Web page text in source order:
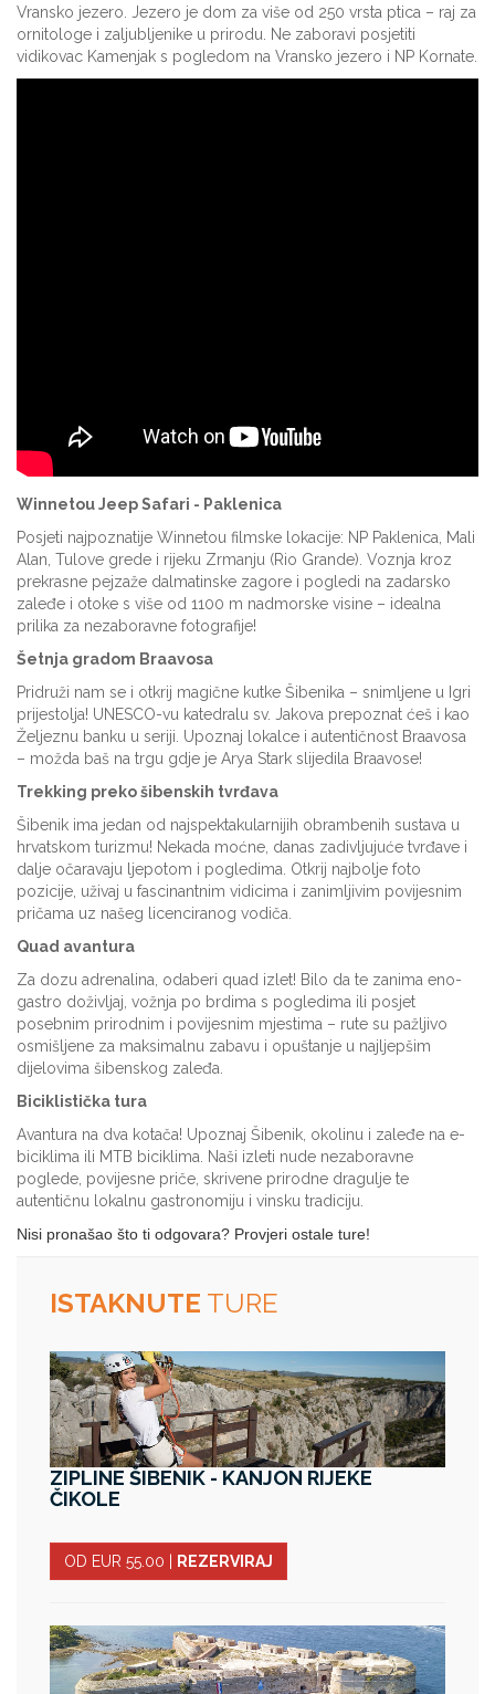
Vransko jezero. Jezero je dom za više od 250 vrsta ptica – raj za
ornitologe i zaljubljenike u prirodu. Ne zaboravi posjetiti
vidikovac Kamenjak s pogledom na Vransko jezero i NP Kornate.
Winnetou Jeep Safari - Paklenica
Posjeti najpoznatije Winnetou filmske lokacije: NP Paklenica, Mali
Alan, Tulove grede i rijeku Zrmanju (Rio Grande). Voznja kroz
prekrasne pejzaže dalmatinske zagore i pogledi na zadarsko
zaleđe i otoke s više od 1100 m nadmorske visine – idealna
prilika za nezaboravne fotografije!
Šetnja gradom Braavosa
Pridruži nam se i otkrij magične kutke Šibenika – snimljene u Igri
prijestolja! UNESCO-vu katedralu sv. Jakova prepoznat ćeš i kao
Željeznu banku u seriji. Upoznaj lokalce i autentičnost Braavosa
– možda baš na trgu gdje je Arya Stark slijedila Braavose!
Trekking preko šibenskih tvrđava
Šibenik ima jedan od najspektakularnijih obrambenih sustava u
hrvatskom turizmu! Nekada moćne, danas zadivljujuće tvrđave i
dalje očaravaju ljepotom i pogledima. Otkrij najbolje foto
pozicije, uživaj u fascinantnim vidicima i zanimljivim povijesnim
pričama uz našeg licenciranog vodiča.
Quad avantura
Za dozu adrenalina, odaberi quad izlet! Bilo da te zanima eno-
gastro doživljaj, vožnja po brdima s pogledima ili posjet
posebnim prirodnim i povijesnim mjestima – rute su pažljivo
osmišljene za maksimalnu zabavu i opuštanje u najljepšim
dijelovima šibenskog zaleđa.
Biciklistička tura
Avantura na dva kotača! Upoznaj Šibenik, okolinu i zaleđe na e-
biciklima ili MTB biciklima. Naši izleti nude nezaboravne
poglede, povijesne priče, skrivene prirodne dragulje te
autentičnu lokalnu gastronomiju i vinsku tradiciju.
Nisi pronašao što ti odgovara? Provjeri ostale ture!
ISTAKNUTE TURE
ZIPLINE ŠIBENIK - KANJON RIJEKE
ČIKOLE
OD EUR 55.00 REZERVIRAJ